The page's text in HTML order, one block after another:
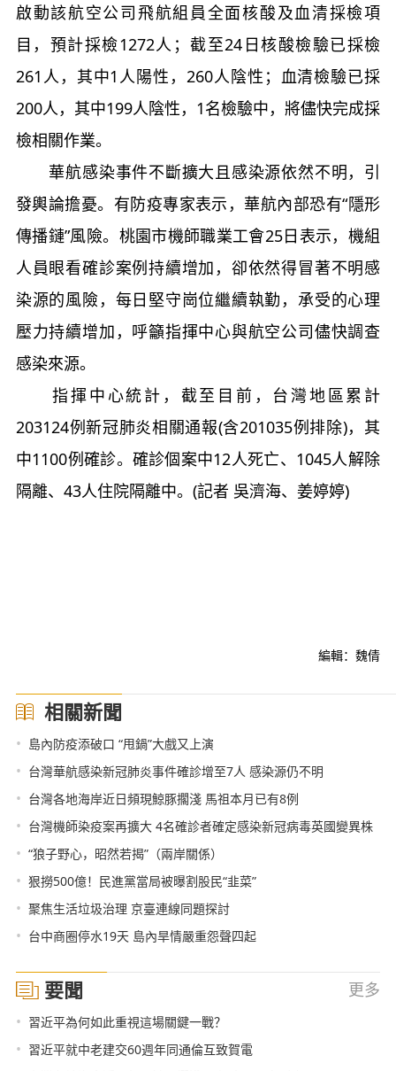
啟動該航空公司飛航組員全面核酸及血清採檢項
目，預計採檢1272人；截至24日核酸檢驗已採檢
261人，其中1人陽性，260人陰性；血清檢驗已採
200人，其中199人陰性，1名檢驗中，將儘快完成採
檢相關作業。
華航感染事件不斷擴大且感染源依然不明，引
發輿論擔憂。有防疫專家表示，華航內部恐有“隱形
傳播鏈”風險。桃園市機師職業工會25日表示，機組
人員眼看確診案例持續增加，卻依然得冒著不明感
染源的風險，每日堅守崗位繼續執勤，承受的心理
壓力持續增加，呼籲指揮中心與航空公司儘快調查
感染來源。
指揮中心統計，截至目前，台灣地區累計
203124例新冠肺炎相關通報(含201035例排除)，其
中1100例確診。確診個案中12人死亡、1045人解除
隔離、43人住院隔離中。(記者 吳濟海、姜婷婷)
編輯：魏倩
相關新聞
• 島內防疫添破口 “甩鍋”大戲又上演
• 台灣華航感染新冠肺炎事件確診增至7人 感染源仍不明
• 台灣各地海岸近日頻現鯨豚擱淺 馬祖本月已有8例
• 台灣機師染疫案再擴大 4名確診者確定感染新冠病毒英國變異株
• “狼子野心，昭然若揭”（兩岸關係）
• 狠撈500億！民進黨當局被曝割股民“韭菜”
• 聚焦生活垃圾治理 京臺連線同題探討
• 台中商圈停水19天 島內旱情嚴重怨聲四起
要聞 更多
• 習近平為何如此重視這場關鍵一戰？
• 習近平就中老建交60週年同通倫互致賀電